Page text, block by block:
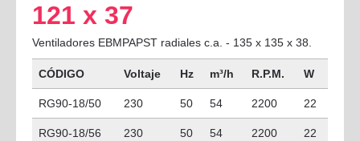
121 x 37
Ventiladores EBMPAPST radiales c.a. - 135 x 135 x 38.
CÓDIGO Voltaje Hz m³/h R.P.M. W
RG90-18/50 230 50 54 2200 22
RG90-18/56 230 50 54 2200 22